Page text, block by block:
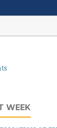
WEEK